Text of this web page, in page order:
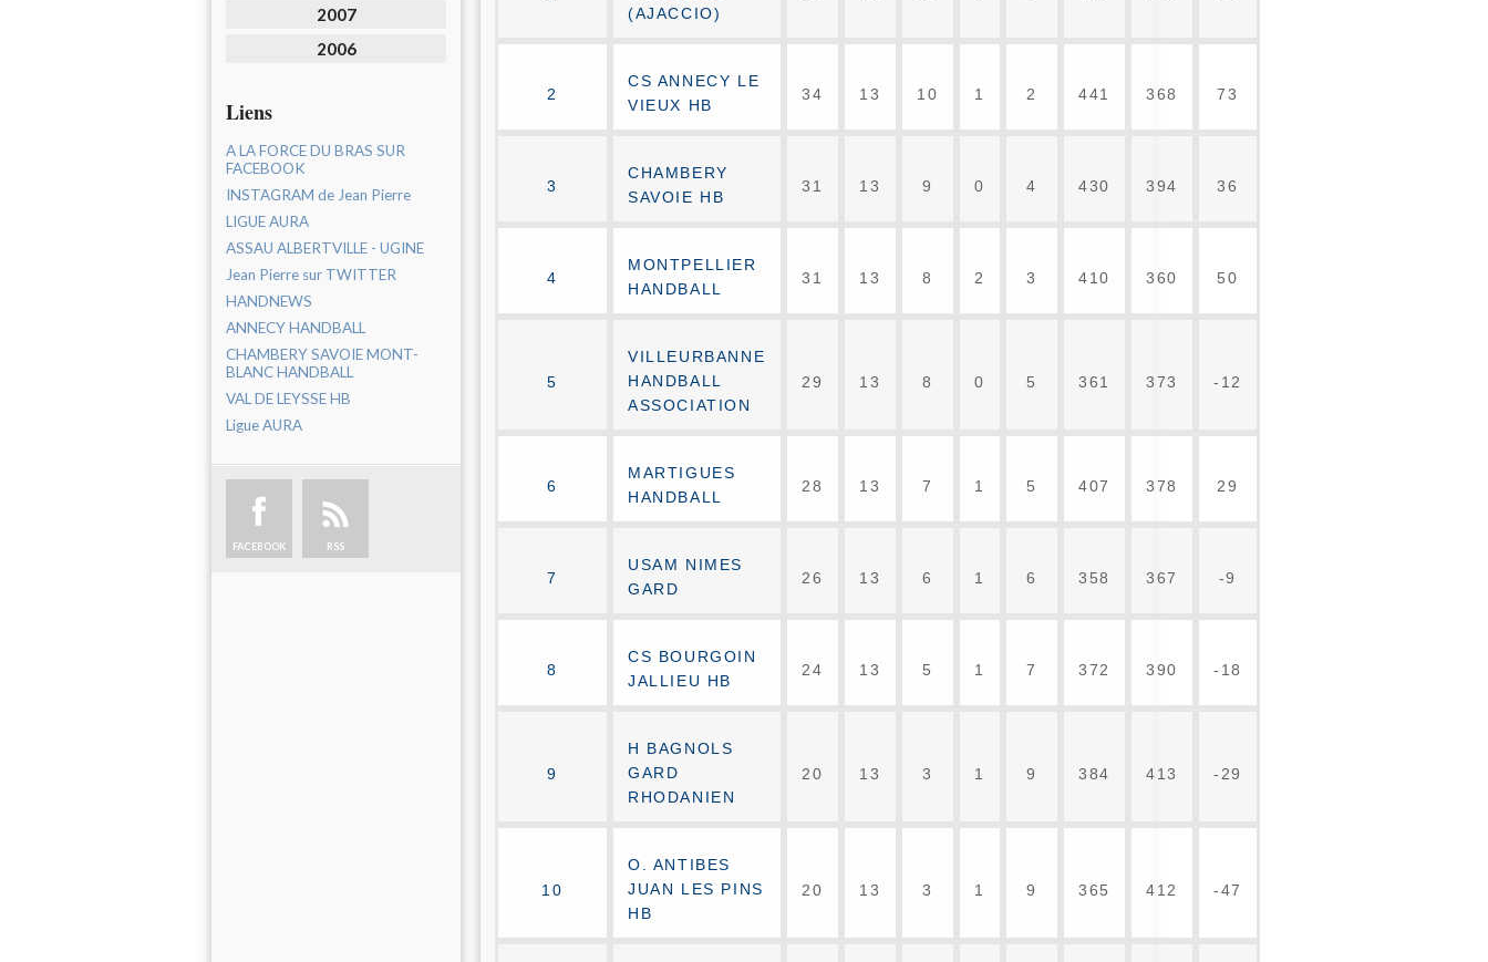
2007
2006
Liens
A LA FORCE DU BRAS SUR
FACEBOOK
INSTAGRAM de Jean Pierre
LIGUE AURA
ASSAU ALBERTVILLE - UGINE
Jean Pierre sur TWITTER
HANDNEWS
ANNECY HANDBALL
CHAMBERY SAVOIE MONT-
BLANC HANDBALL
VAL DE LEYSSE HB
Ligue AURA
FACEBOOK RSS
(AJACCIO)
2
CS ANNECY LE
VIEUX HB
34 13 10 1 2 441 368 73
3
CHAMBERY
SAVOIE HB
31 13 9 0 4 430 394 36
4
MONTPELLIER
HANDBALL
31 13 8 2 3 410 360 50
5
VILLEURBANNE
HANDBALL
ASSOCIATION
29 13 8 0 5 361 373 -12
6
MARTIGUES
HANDBALL
28 13 7 1 5 407 378 29
7
USAM NIMES
GARD
26 13 6 1 6 358 367 -9
8
CS BOURGOIN
JALLIEU HB
24 13 5 1 7 372 390 -18
9
H BAGNOLS
GARD
RHODANIEN
20 13 3 1 9 384 413 -29
10
O. ANTIBES
JUAN LES PINS
HB
20 13 3 1 9 365 412 -47